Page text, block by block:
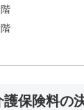
保険料の